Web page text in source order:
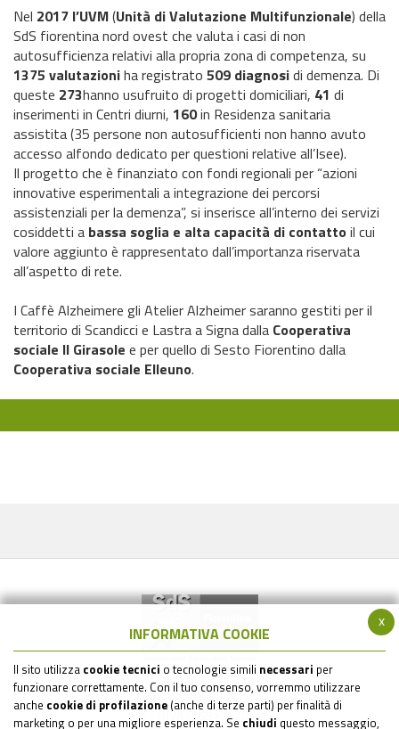
Nel 2017 l’UVM(Unità di Valutazione Multifunzionale) della
SdS fiorentina nord ovest che valuta i casi di non
autosufficienza relativi alla propria zona di competenza, su
1375 valutazioniha registrato 509 diagnosidi demenza. Di
queste 273hanno usufruito di progetti domiciliari, 41 di
inserimenti in Centri diurni, 160in Residenza sanitaria
assistita (35 persone non autosufficienti non hanno avuto
accesso alfondo dedicato per questioni relative all’Isee).
Il progetto che è finanziato con fondi regionali per “azioni
innovative esperimentali a integrazione dei percorsi
assistenziali per la demenza”, si inserisce all’interno dei servizi
cosiddetti a bassa soglia e alta capacità di contatto il cui
valore aggiunto è rappresentato dall’importanza riservata
all’aspetto di rete.
I Caffè Alzheimere gli Atelier Alzheimer saranno gestiti per il
territorio di Scandicci e Lastra a Signa dalla Cooperativa
sociale Il Girasole e per quello di Sesto Fiorentino dalla
Cooperativa sociale Elleuno.
Società della Salute Zona Fiorentina Nord-Ovest
via Gramsci 561 - 50019 Sesto Fiorentino (FI)
C.F. - P.IVA : 05517820485
x
INFORMATIVA COOKIE
Il sito utilizza cookie tecnici o tecnologie simili necessari per
funzionare correttamente. Con il tuo consenso, vorremmo utilizzare
anche cookie di profilazione (anche di terze parti) per finalità di
marketing o per una migliore esperienza. Se chiudi questo messaggio,